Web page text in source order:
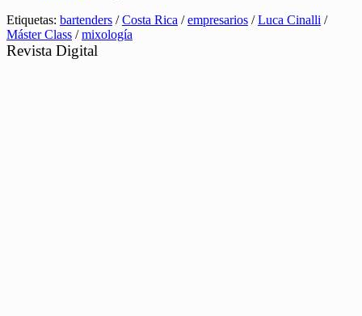
Etiquetas: bartenders /Costa Rica /empresarios /Luca Cinalli /
Máster Class /mixología
Revista Digital